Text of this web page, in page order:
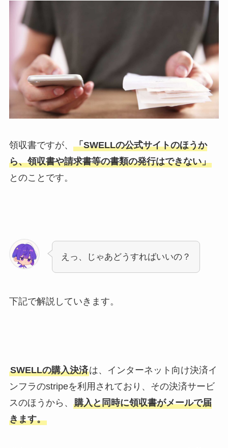
領収書ですが、 「SWELLの公式サイトのほうか
ら、領収書や請求書等の書類の発行はできない」
とのことです。
えっ、じゃあどうすればいいの？
下記で解説していきます。
SWELLの購入決済は、インターネット向け決済イ
ンフラのstripeを利用されており、その決済サービ
スのほうから、 購入と同時に領収書がメールで届
きます。